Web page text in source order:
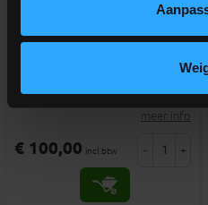
Verduisteringsgordijn antraciet
meer info
€ 100,00 incl.btw - +